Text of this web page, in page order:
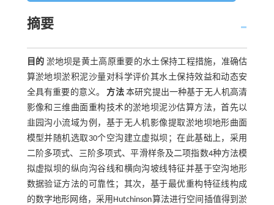
摘要
目的 淤地坝是黄土高原重要的水土保持工程措施，准确估
算淤地坝淤积泥沙量对科学评价其水土保持效益和动态安
全具有重要的意义。方法本研究提出一种基于无人机高清
影像和三维曲面重构技术的淤地坝泥沙估算方法，首先以
韭园沟小流域为例，基于无人机影像提取淤地坝地形曲面
模型并随机选取30个空沟建立虚拟坝；在此基础上，采用
二阶多项式、三阶多项式、平滑样条及二项指数4种方法模
拟虚拟坝的纵向沟谷线和横向沟坡线特征并基于空沟地形
数据验证方法的可靠性；其次，基于最优重构特征线构成
的数字地形网络，采用Hutchinson算法进行空间插值得到淤